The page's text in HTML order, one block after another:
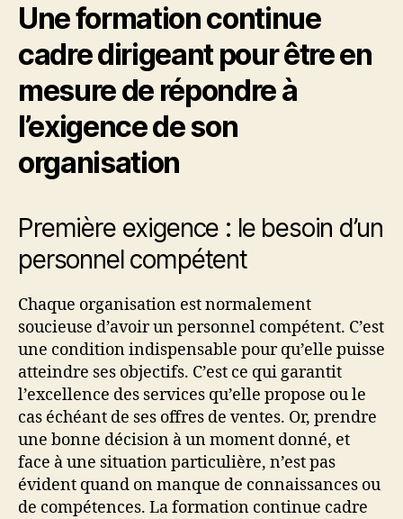
Une formation continue
cadre dirigeant pour être en
mesure de répondre à
l’exigence de son
organisation
Première exigence : le besoin d’un
personnel compétent
Chaque organisation est normalement
soucieuse d’avoir un personnel compétent. C’est
une condition indispensable pour qu’elle puisse
atteindre ses objectifs. C’est ce qui garantit
l’excellence des services qu’elle propose ou le
cas échéant de ses offres de ventes. Or, prendre
une bonne décision à un moment donné, et
face à une situation particulière, n’est pas
évident quand on manque de connaissances ou
de compétences. La formation continue cadre